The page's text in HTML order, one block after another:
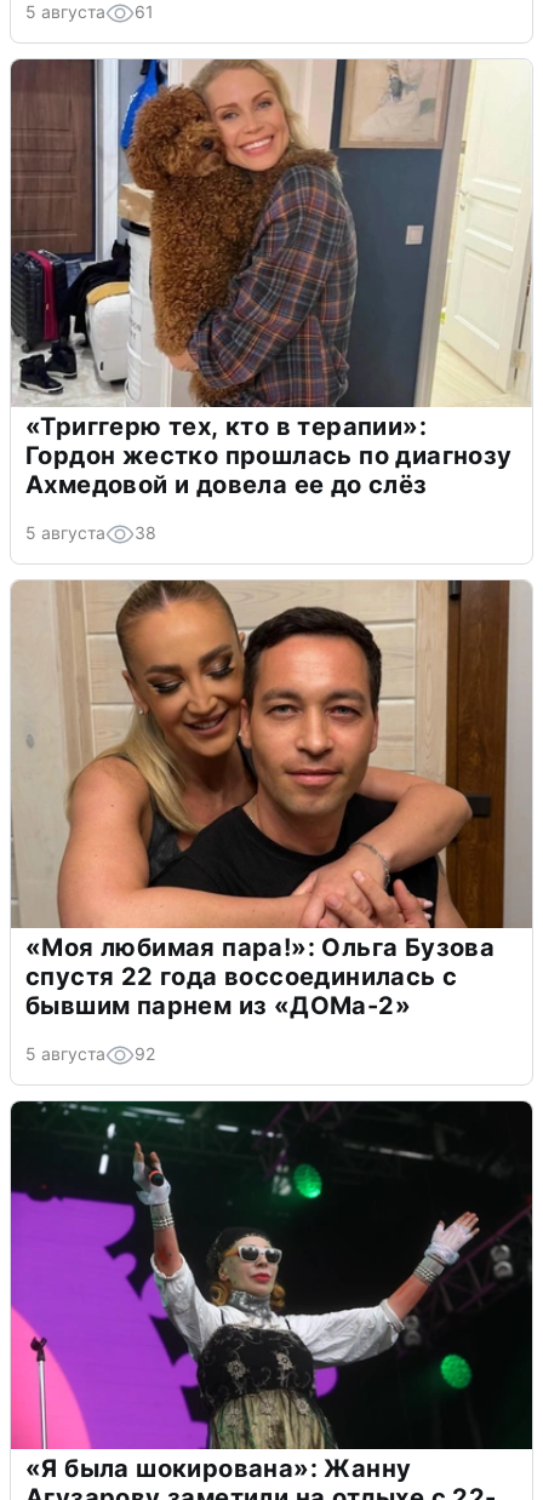
5 августа 61
«Триггерю тех, кто в терапии»:
Гордон жестко прошлась по диагнозу
Ахмедовой и довела ее до слёз
5 августа 38
«Моя любимая пара!»: Ольга Бузова
спустя 22 года воссоединилась с
бывшим парнем из «ДОМа-2»
5 августа 92
«Я была шокирована»: Жанну